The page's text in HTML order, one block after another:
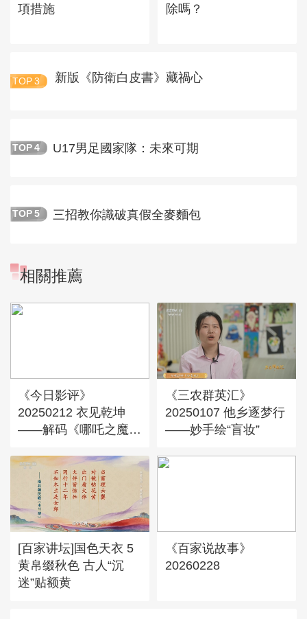
項措施
除嗎？
TOP 3 新版《防衛白皮書》藏禍心
TOP 4 U17男足國家隊：未來可期
TOP 5 三招教你識破真假全麥麵包
相關推薦
《今日影评》
20250212 衣见乾坤
——解码《哪吒之魔童
《三农群英汇》
20250107 他乡逐梦行
——妙手绘“盲妆”
[百家讲坛]国色天衣 5
黄帛缀秋色 古人“沉
迷”贴额黄
《百家说故事》
20260228